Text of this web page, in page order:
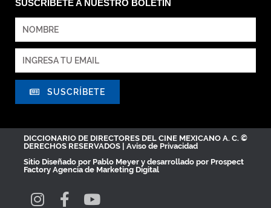
SUSCRÍBETE A NUESTRO BOLETÍN
SUSCRÍBETE
DICCIONARIO DE DIRECTORES DEL CINE MEXICANO A. C. ©
DERECHOS RESERVADOS | Aviso de Privacidad
Sitio Diseñado por Pablo Meyer y desarrollado por Prospect
Factory Agencia de Marketing Digital